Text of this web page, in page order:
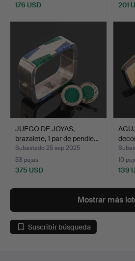
176 USD 201
JUEGO DE JOYAS,
brazalete, 1 par de pendie…
Subastado 25 sep 2025
33 pujas
375 USD
10
139
Mostrar más
Suscribir búsqueda